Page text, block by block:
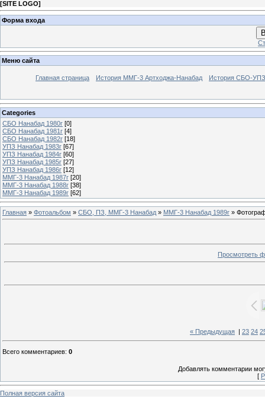
[SITE LOGO]
Форма входа
Меню сайта
Главная страница История ММГ-3 Артходжа-Нанабад История СБО-УПЗ
Categories
СБО Нанабад 1980г [0]
СБО Нанабад 1981г [4]
СБО Нанабад 1982г [18]
УПЗ Нанабад 1983г [67]
УПЗ Нанабад 1984г [60]
УПЗ Нанабад 1985г [27]
УПЗ Нанабад 1986г [12]
ММГ-3 Нанабад 1987г [20]
ММГ-3 Нанабад 1988г [38]
ММГ-3 Нанабад 1989г [62]
Главная » Фотоальбом » СБО, ПЗ, ММГ-3 Нанабад » ММГ-3 Нанабад 1989г »
Просмотреть
« Предыдущая 23 24
Всего комментариев: 0
Добавлять комментарии
[
Полная версия сайта